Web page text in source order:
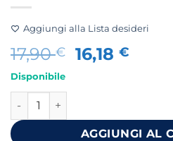
Aggiungi alla Lista desideri
17,90€
Il
17,90 €.
16,18€
Disponibile
EICOR 1000 30 SOFTGEL
AGGIUNGI AL